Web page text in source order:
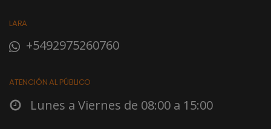
LARA
+5492975260760
ATENCIÓN AL PÚBLICO
Lunes a Viernes de 08:00 a 15:00